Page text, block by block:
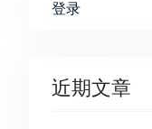
登录
近期文章